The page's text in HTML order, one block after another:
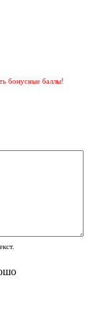
бонусные баллы!